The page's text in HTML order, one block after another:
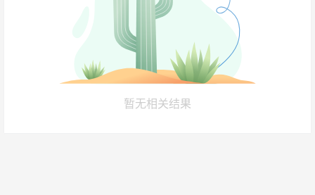
暂无相关结果